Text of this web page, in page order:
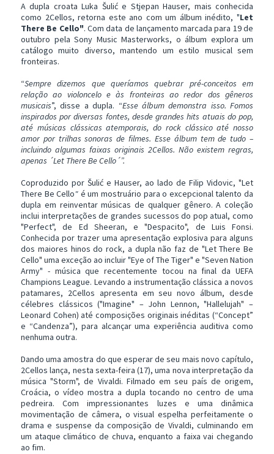
A dupla croata Luka Šulić e Stjepan Hauser, mais conhecida
como 2Cellos, retorna este ano com um álbum inédito, "Let
There Be Cello". Com data de lançamento marcada para 19 de
outubro pela Sony Music Masterworks, o álbum explora um
catálogo muito diverso, mantendo um estilo musical sem
fronteiras.
“Sempre dizemos que queríamos quebrar pré-conceitos em
relação ao violoncelo e às fronteiras ao redor dos gêneros
musicais”, disse a dupla. “Esse álbum demonstra isso. Fomos
inspirados por diversas fontes, desde grandes hits atuais do pop,
até músicas clássicas atemporais, do rock clássico até nosso
amor por trilhas sonoras de filmes. Esse álbum tem de tudo –
incluindo algumas faixas originais 2Cellos. Não existem regras,
apenas ´Let There Be Cello´”.
Coproduzido por Šulić e Hauser, ao lado de Filip Vidovic, "Let
There Be Cello" é um mostruário para o excepcional talento da
dupla em reinventar músicas de qualquer gênero. A coleção
inclui interpretações de grandes sucessos do pop atual, como
"Perfect", de Ed Sheeran, e "Despacito", de Luis Fonsi.
Conhecida por trazer uma apresentação explosiva para alguns
dos maiores hinos do rock, a dupla não faz de "Let There Be
Cello" uma exceção ao incluir "Eye of The Tiger" e "Seven Nation
Army" - música que recentemente tocou na final da UEFA
Champions League. Levando a instrumentação clássica a novos
patamares, 2Cellos apresenta em seu novo álbum, desde
célebres clássicos ("Imagine" – John Lennon, "Hallelujah" –
Leonard Cohen) até composições originais inéditas (“Concept”
e “Candenza”), para alcançar uma experiência auditiva como
nenhuma outra.
Dando uma amostra do que esperar de seu mais novo capítulo,
2Cellos lança, nesta sexta-feira (17), uma nova interpretação da
música "Storm", de Vivaldi. Filmado em seu país de origem,
Croácia, o vídeo mostra a dupla tocando no centro de uma
pedreira. Com impressionantes luzes e uma dinâmica
movimentação de câmera, o visual espelha perfeitamente o
drama e suspense da composição de Vivaldi, culminando em
um ataque climático de chuva, enquanto a faixa vai chegando
ao fim.